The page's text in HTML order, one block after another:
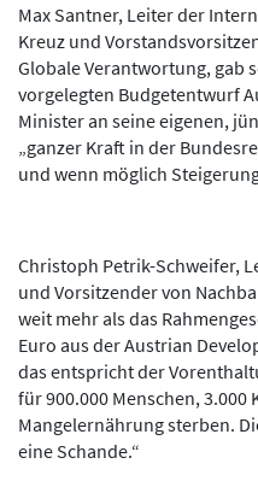
Max Santner, Leiter der
Kreuz und
Globale Verantwortung, gab
vorgelegten Budgetentwurf
Minister an seine eigenen,
„ganzer Kraft in der
und wenn möglich
Christoph Petrik-Schweifer,
und Vorsitzender von
weit mehr als das
Euro aus der Austrian
das entspricht der
für 900.000 Menschen,
Mangelernährung sterben.
eine Schande.“